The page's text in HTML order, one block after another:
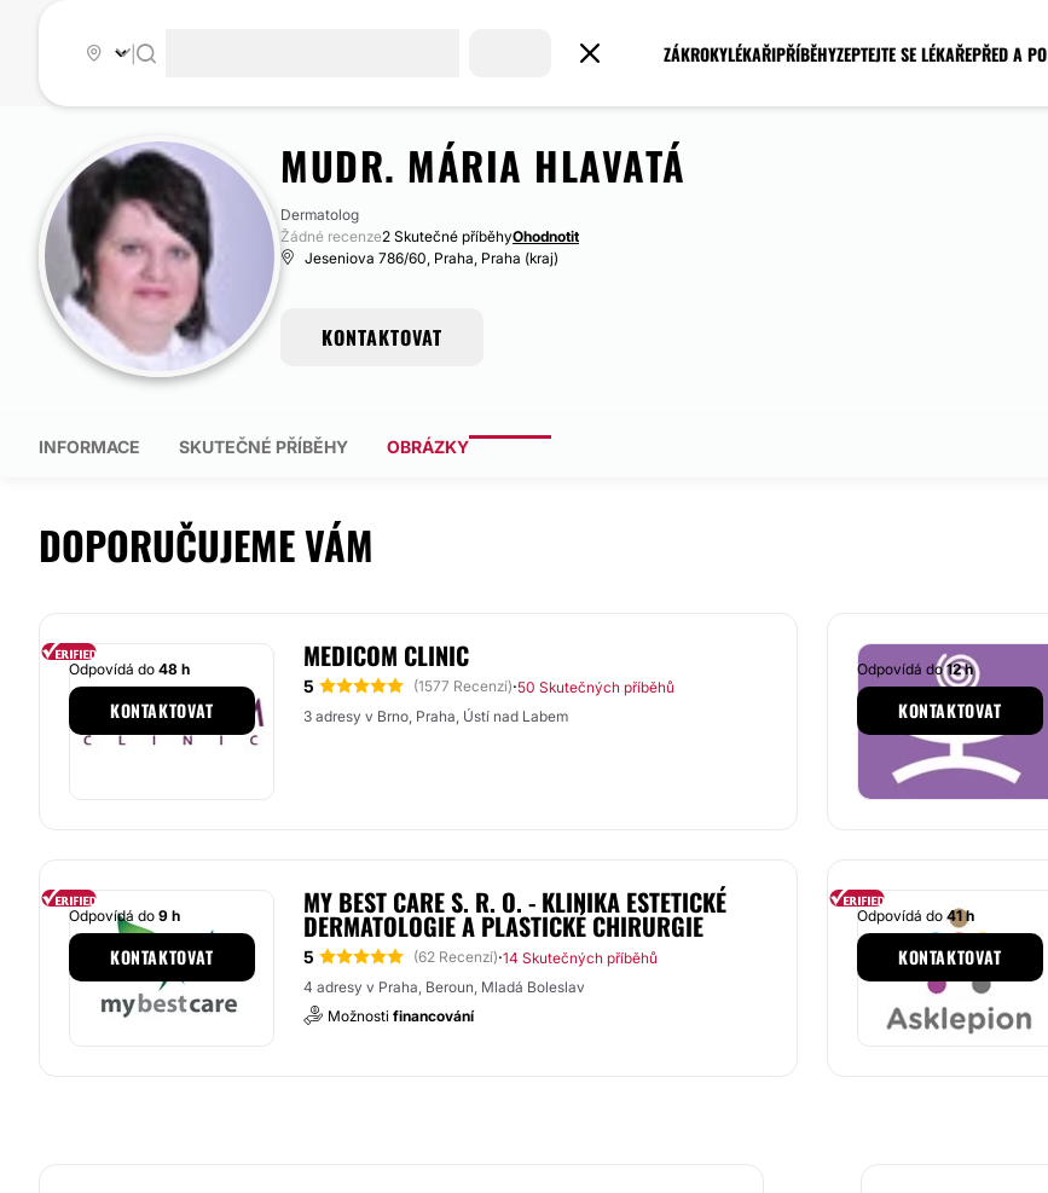
ZÁKROKYLÉKAŘIPŘÍBĚHYZEPTEJTE SE LÉKAŘEPŘED A PO
MUDR. MÁRIA HLAVATÁ
Dermatolog
Žádné recenze2 Skutečné příběhyOhodnotit
Jeseniova 786/60, Praha, Praha (kraj)
KONTAKTOVAT
INFORMACE SKUTEČNÉ PŘÍBĚHY OBRÁZKY
DOPORUČUJEME VÁM
MEDICOM CLINIC
5 (1577 Recenzí)·50 Skutečných příběhů
3 adresy v Brno, Praha, Ústí nad Labem
Odpovídá do 48 h
KONTAKTOVAT
Odpovídá do12 h
KONTAKTOVAT
MY BEST CARE S. R. O. - KLINIKA ESTETICKÉ
DERMATOLOGIE A PLASTICKÉ CHIRURGIE
5 (62 Recenzí)·14 Skutečných příběhů
4 adresy v Praha, Beroun, Mladá Boleslav
Možnosti financování
Odpovídá do 9 h
KONTAKTOVAT
Odpovídá do 41 h
KONTAKTOVAT